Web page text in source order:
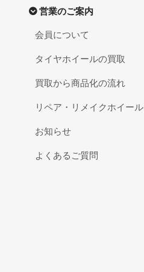
営業のご案内
会員について
タイヤホイールの買取
買取から商品化の流れ
リペア・リメイクホイール
お知らせ
よくあるご質問